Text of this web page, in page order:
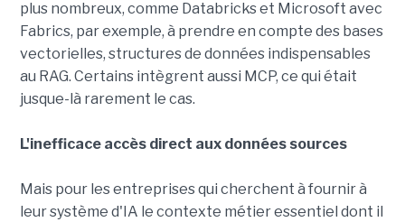
plus nombreux, comme Databricks et Microsoft avec
Fabrics, par exemple, à prendre en compte des bases
vectorielles, structures de données indispensables
au RAG. Certains intègrent aussi MCP, ce qui était
jusque-là rarement le cas.
L'inefficace accès direct aux données sources
Mais pour les entreprises qui cherchent à fournir à
leur système d'IA le contexte métier essentiel dont il